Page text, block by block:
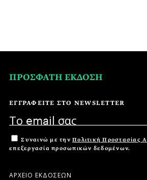
ΠΡΟΣΦΑΤΗ ΕΚΔΟΣΗ
ΕΓΓΡΑΦΕΙΤΕ ΣΤΟ NEWSLETTER
Συναινώ με την Πολιτική Προστασίας
επεξεργασία προσωπικών δεδομένων.
ΑΡΧΕΙΟ ΕΚΔΟΣΕΩΝ